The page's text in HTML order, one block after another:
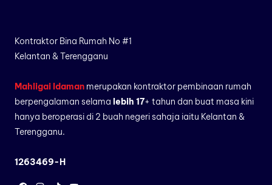
Kontraktor Bina Rumah No #1
Kelantan & Terengganu
Mahligai Idaman merupakan kontraktor pembinaan rumah
berpengalaman selama lebih 17+ tahun dan buat masa kini
hanya beroperasi di 2 buah negeri sahaja iaitu Kelantan &
Terengganu.
1263469-H